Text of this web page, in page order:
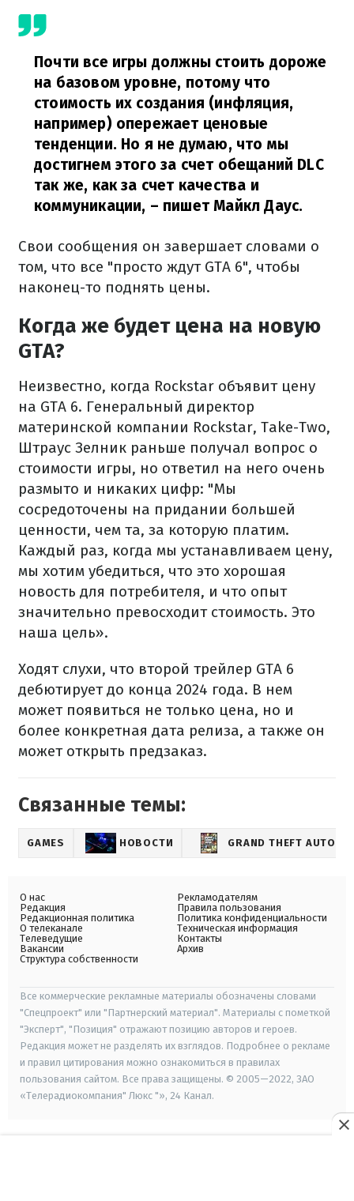
Почти все игры должны стоить дороже
на базовом уровне, потому что
стоимость их создания (инфляция,
например) опережает ценовые
тенденции. Но я не думаю, что мы
достигнем этого за счет обещаний DLC
так же, как за счет качества и
коммуникации, – пишет Майкл Даус.
Свои сообщения он завершает словами о
том, что все "просто ждут GTA 6", чтобы
наконец-то поднять цены.
Когда же будет цена на новую
GTA?
Неизвестно, когда Rockstar объявит цену
на GTA 6. Генеральный директор
материнской компании Rockstar, Take-Two,
Штраус Зелник раньше получал вопрос о
стоимости игры, но ответил на него очень
размыто и никаких цифр: "Мы
сосредоточены на придании большей
ценности, чем та, за которую платим.
Каждый раз, когда мы устанавливаем цену,
мы хотим убедиться, что это хорошая
новость для потребителя, и что опыт
значительно превосходит стоимость. Это
наша цель».
Ходят слухи, что второй трейлер GTA 6
дебютирует до конца 2024 года. В нем
может появиться не только цена, но и
более конкретная дата релиза, а также он
может открыть предзаказ.
Связанные темы:
GAMES НОВОСТИ GRAND THEFT AUTO
О нас
Редакция
Редакционная политика
О телеканале
Телеведущие
Вакансии
Структура собственности
Рекламодателям
Правила пользования
Политика конфиденциальности
Техническая информация
Контакты
Архив
Все коммерческие рекламные материалы обозначены словами
"Спецпроект" или "Партнерский материал". Материалы с пометкой
"Эксперт", "Позиция" отражают позицию авторов и героев.
Редакция может не разделять их взглядов. Подробнее о рекламе
и правил цитирования можно ознакомиться в правилах
пользования сайтом. Все права защищены. © 2005—2022, ЗАО
«Телерадиокомпания" Люкс "», 24 Канал.